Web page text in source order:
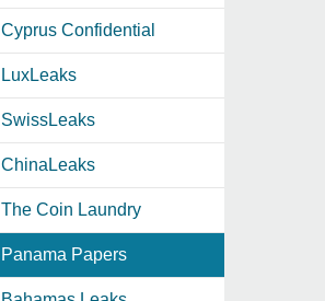
Cyprus Confidential
LuxLeaks
SwissLeaks
ChinaLeaks
The Coin Laundry
Panama Papers